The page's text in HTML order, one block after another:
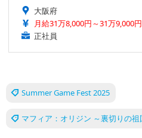
大阪府
月給31万8,000円～31万9,000円
正社員
Summer Game Fest 2025
マフィア：オリジン ～裏切りの祖